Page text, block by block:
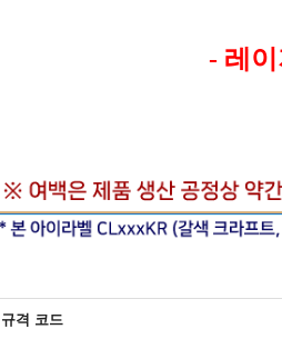
- 레
규격 코드